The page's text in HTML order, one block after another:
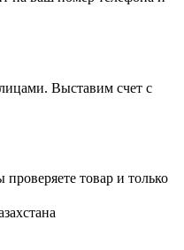
Выставим счет с
товар и только